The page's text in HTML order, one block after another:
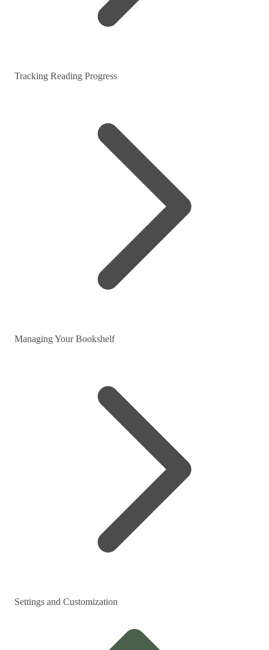
Tracking Reading Progress
Managing Your Bookshelf
Settings and Customization